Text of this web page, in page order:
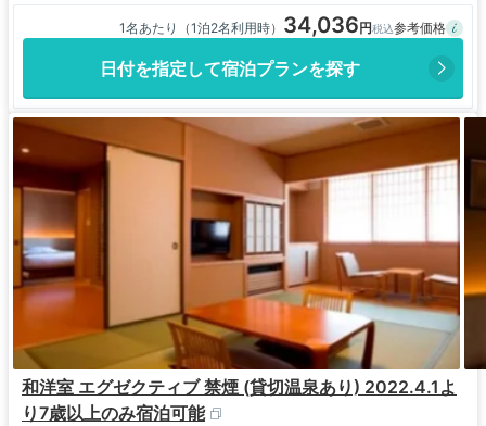
1名あたり（1泊2名利用時） 34,036
日付を指定して宿泊プランを探す
和洋室 エグゼクティブ 禁煙 (貸切温泉あり) 2022.4.1よ
り7歳以上のみ宿泊可能